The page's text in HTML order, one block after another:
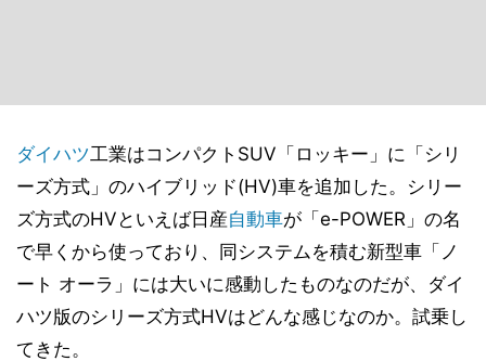
ダイハツ工業はコンパクトSUV「ロッキー」に「シリ
ーズ方式」のハイブリッド(HV)車を追加した。シリー
ズ方式のHVといえば日産自動車が「e-POWER」の名
で早くから使っており、同システムを積む新型車「ノ
ート オーラ」には大いに感動したものなのだが、ダイ
ハツ版のシリーズ方式HVはどんな感じなのか。試乗し
てきた。